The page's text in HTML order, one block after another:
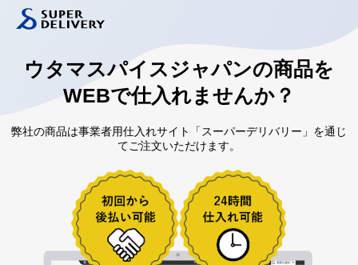
ウタマスパイスジャパンの商品を
WEBで仕入れませんか？
弊社の商品は事業者用仕入れサイト「スーパーデリバリー」を通じ
てご注文いただけます。